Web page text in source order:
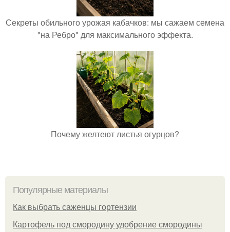
Секреты обильного урожая кабачков: мы сажаем семена
"на Ребро" для максимального эффекта.
Почему желтеют листья огурцов?
Популярные материалы
Как выбрать саженцы гортензии
Картофель под смородину удобрение смородины